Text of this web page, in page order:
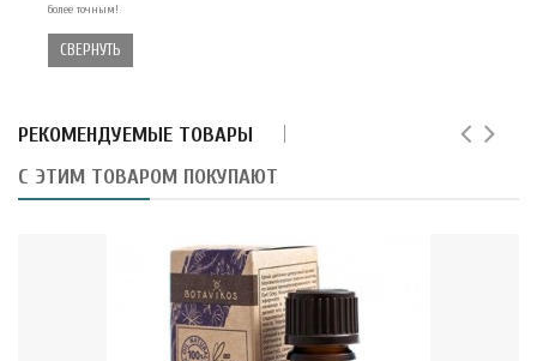
более точным!
СВЕРНУТЬ
РЕКОМЕНДУЕМЫЕ ТОВАРЫ
С ЭТИМ ТОВАРОМ ПОКУПАЮТ